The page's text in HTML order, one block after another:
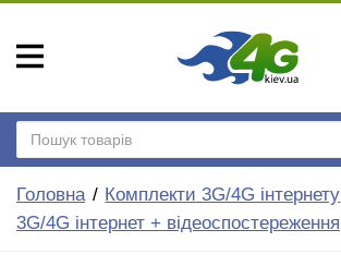
Головна
Комплекти 3G/4G інтернету
3G/4G інтернет + відеоспостереження